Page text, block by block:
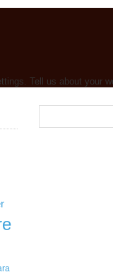
Tell us about your